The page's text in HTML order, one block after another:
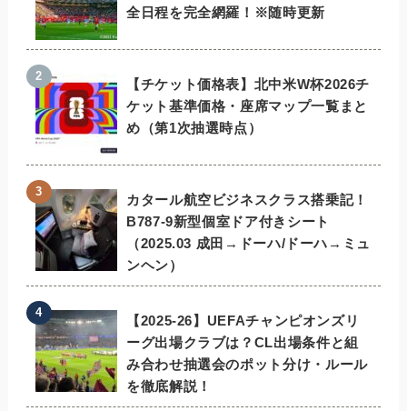
全日程を完全網羅！※随時更新
【チケット価格表】北中米W杯2026チ
ケット基準価格・座席マップ一覧まと
め（第1次抽選時点）
カタール航空ビジネスクラス搭乗記！
B787-9新型個室ドア付きシート
（2025.03 成田→ドーハ/ドーハ→ミュ
ンヘン）
【2025-26】UEFAチャンピオンズリ
ーグ出場クラブは？CL出場条件と組
み合わせ抽選会のポット分け・ルール
を徹底解説！